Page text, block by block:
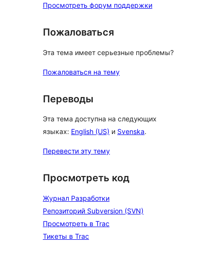
Просмотреть форум поддержки
Пожаловаться
Эта тема имеет серьезные проблемы?
Пожаловаться на тему
Переводы
Эта тема доступна на следующих
языках: English (US) и Svenska.
Перевести эту тему
Просмотреть код
Журнал Разработки
Репозиторий Subversion (SVN)
Просмотреть в Trac
Тикеты в Trac